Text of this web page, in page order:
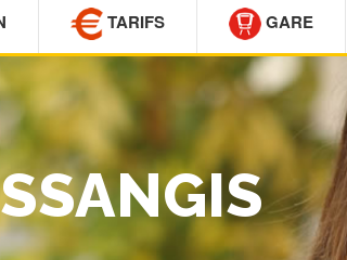
TARIFS GARE